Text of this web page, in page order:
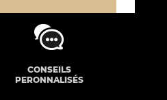
CONSEILS
PERONNALISÉS